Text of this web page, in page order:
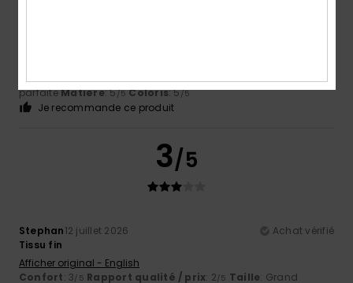
parfaiteMatière: 5/5 Coloris: 5/5
Je recommande ce produit
3/5
Stephan12 juillet 2026
Achat vérifié
Tissu fin
Afficher original - English
Confort: 3/5 Rapport qualité / prix: 2/5 Taille: Grand